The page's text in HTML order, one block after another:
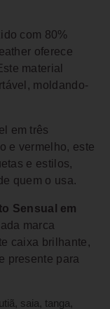
com 80%
oferece
material
moldando-
em três
e vermelho, este
e estilos,
quem o usa.
Sensual em
marca
caixa brilhante,
presente para
saia, tanga,